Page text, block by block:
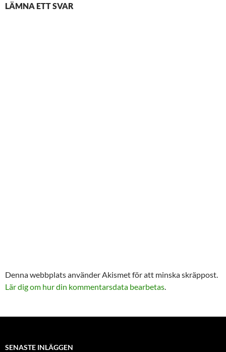
LÄMNA ETT SVAR
Denna webbplats använder Akismet för att minska skräppost.
Lär dig om hur din kommentarsdata bearbetas
SENASTE INLÄGGEN